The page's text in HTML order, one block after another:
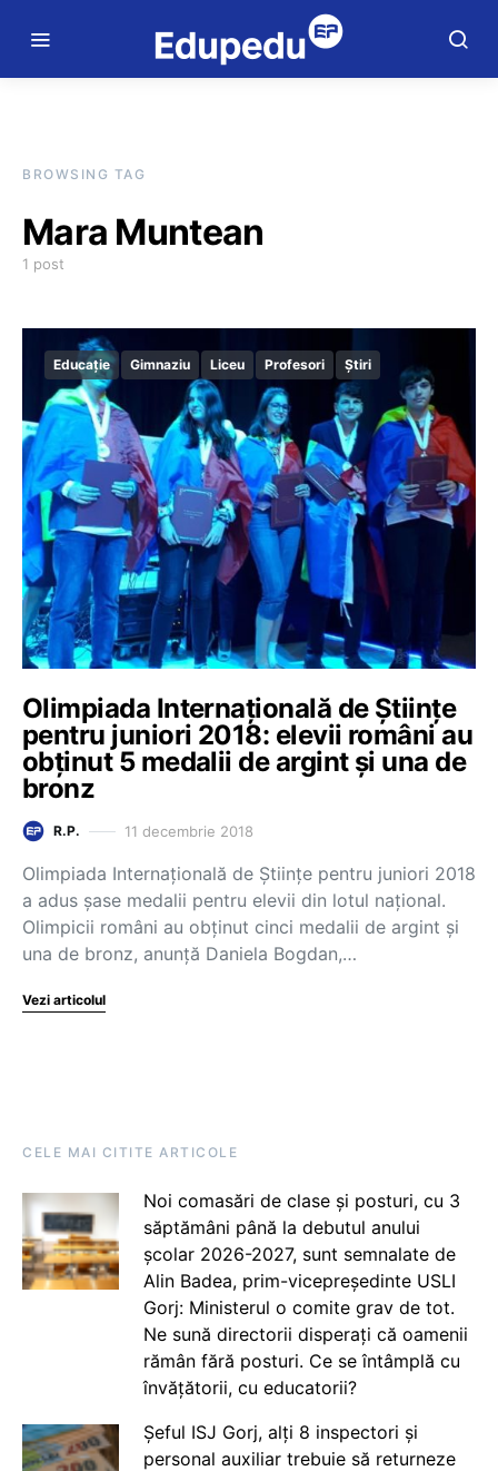
BROWSING TAG
Mara Muntean
1 post
Educație Gimnaziu Liceu Profesori Știri
Olimpiada Internațională de Științe
pentru juniori 2018: elevii români au
obținut 5 medalii de argint și una de
bronz
R.P. 11 decembrie 2018
Olimpiada Internațională de Științe pentru juniori 2018
a adus șase medalii pentru elevii din lotul național.
Olimpicii români au obținut cinci medalii de argint și
una de bronz, anunță Daniela Bogdan,…
Vezi articolul
CELE MAI CITITE ARTICOLE
Noi comasări de clase și posturi, cu 3
săptămâni până la debutul anului
școlar 2026-2027, sunt semnalate de
Alin Badea, prim-vicepreședinte USLI
Gorj: Ministerul o comite grav de tot.
Ne sună directorii disperați că oamenii
rămân fără posturi. Ce se întâmplă cu
învățătorii, cu educatorii?
Șeful ISJ Gorj, alți 8 inspectori și
personal auxiliar trebuie să returneze